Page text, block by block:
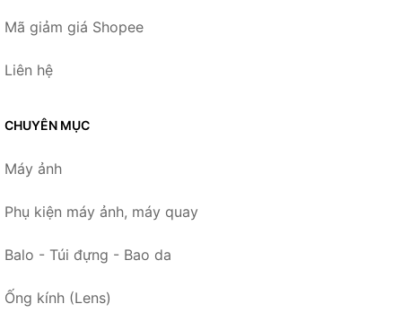
Mã giảm giá Shopee
Liên hệ
CHUYÊN MỤC
Máy ảnh
Phụ kiện máy ảnh, máy quay
Balo - Túi đựng - Bao da
Ống kính (Lens)